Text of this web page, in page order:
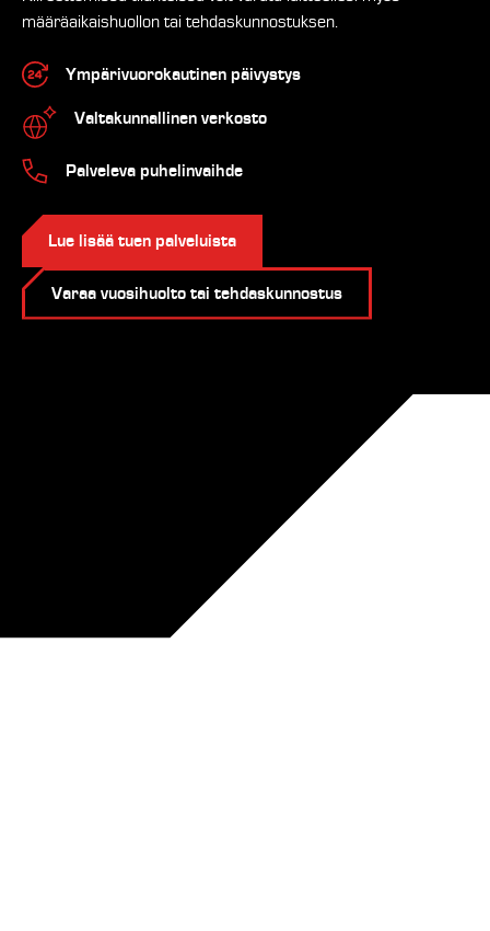
määräaikaishuollon tai tehdaskunnostuksen.
Ympärivuorokautinen päivystys
Valtakunnallinen verkosto
Palveleva puhelinvaihde
Lue lisää tuen palveluista
Varaa vuosihuolto tai tehdaskunnostus